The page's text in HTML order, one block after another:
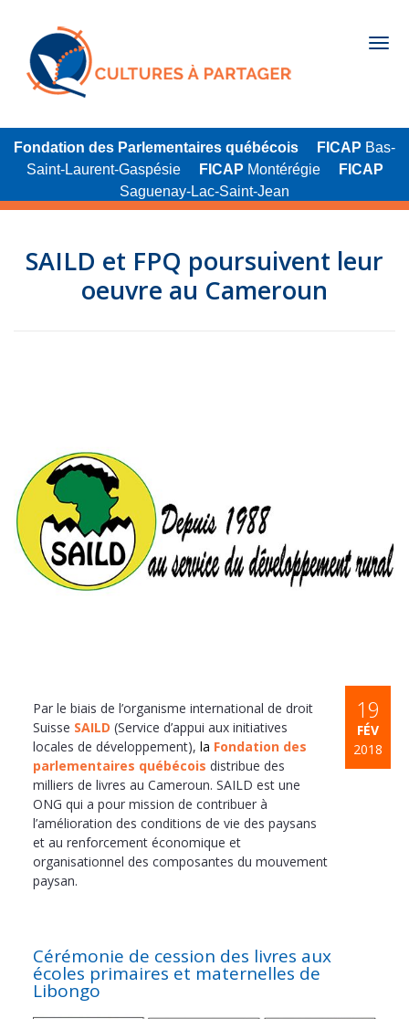
Fondation des Parlementaires québécois FICAP Bas-
Saint-Laurent-Gaspésie
FICAP Montérégie
FICAP
Saguenay-Lac-Saint-Jean
SAILD et FPQ poursuivent leur
oeuvre au Cameroun
19
FÉV
2018
Par le biais de l’organisme international de droit
Suisse SAILD (Service d’appui aux initiatives
locales de développement), la Fondation des
parlementaires québécois distribue des
milliers de livres au Cameroun. SAILD est une
ONG qui a pour mission de contribuer à
l’amélioration des conditions de vie des paysans
et au renforcement économique et
organisationnel des composantes du mouvement
paysan.
Cérémonie de cession des livres aux
écoles primaires et maternelles de
Libongo